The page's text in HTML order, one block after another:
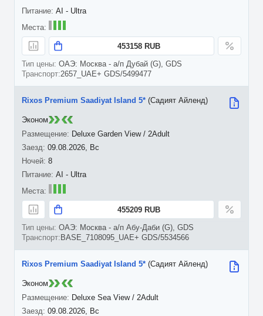
AI - Ultra
453158 RUB
ОАЭ: Москва - а/п Дубай (G), GDS
2657_UAE+ GDS/5499477
09.08.2026, Вс
8
Rixos Premium Saadiyat Island 5* (Садият Айленд)
Deluxe Garden View / 2Adult
AI - Ultra
455209 RUB
ОАЭ: Москва - а/п Абу-Даби (G), GDS
BASE_7108095_UAE+ GDS/5534566
Эконом
09.08.2026, Вс
Rixos Premium Saadiyat Island 5* (Садият Айленд)
Deluxe Sea View / 2Adult
Эконом